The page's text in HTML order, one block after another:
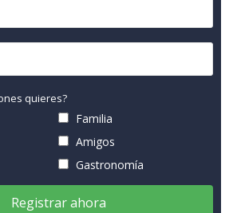
quieres?
Familia
Amigos
Gastronomía
Registrar ahora